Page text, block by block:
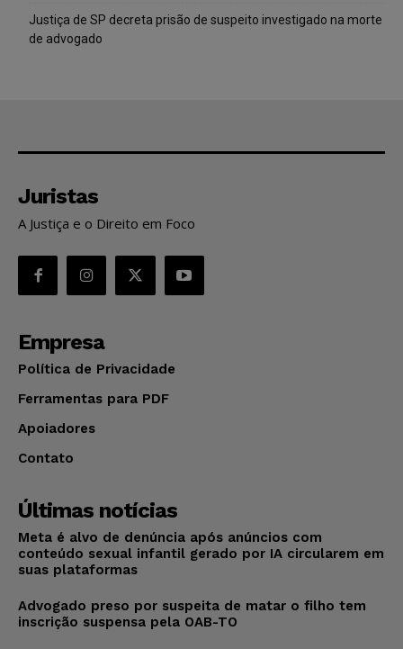
Justiça de SP decreta prisão de suspeito investigado na morte
de advogado
Juristas
A Justiça e o Direito em Foco
Empresa
Política de Privacidade
Ferramentas para PDF
Apoiadores
Contato
Últimas notícias
Meta é alvo de denúncia após anúncios com
conteúdo sexual infantil gerado por IA circularem em
suas plataformas
Advogado preso por suspeita de matar o filho tem
inscrição suspensa pela OAB-TO